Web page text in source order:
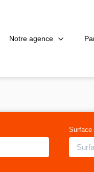
Notre agence
Surface